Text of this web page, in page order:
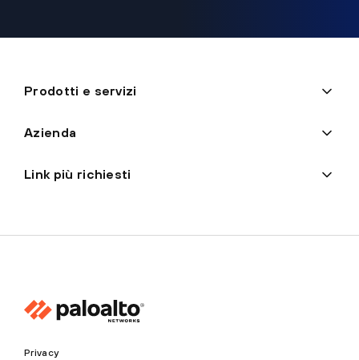
Prodotti e servizi
Azienda
Link più richiesti
Privacy